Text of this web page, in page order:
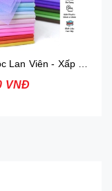
VNĐ